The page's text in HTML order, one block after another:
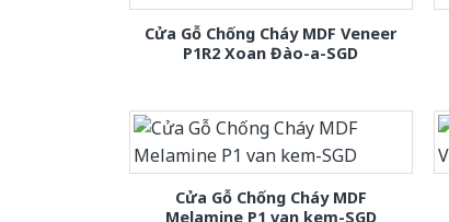
Cửa Gỗ Chống Cháy MDF Veneer
P1R2 Xoan Đào-a-SGD
Cửa Gỗ Chống Cháy MDF
Melamine P1 van kem-SGD